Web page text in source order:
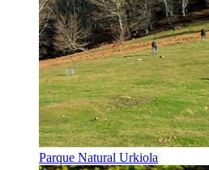
Parque Natural Urkiola